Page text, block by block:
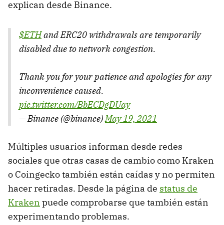
explican desde Binance.
$ETHand ERC20 withdrawals are temporarily
disabled due to network congestion.
Thank you for your patience and apologies for any
inconvenience caused.
pic.twitter.com/BbECDgDUay
— Binance (@binance)May 19, 2021
Múltiples usuarios informan desde redes
sociales que otras casas de cambio como Kraken
o Coingecko también están caídas y no permiten
hacer retiradas. Desde la página de status de
Kraken puede comprobarse que también están
experimentando problemas.